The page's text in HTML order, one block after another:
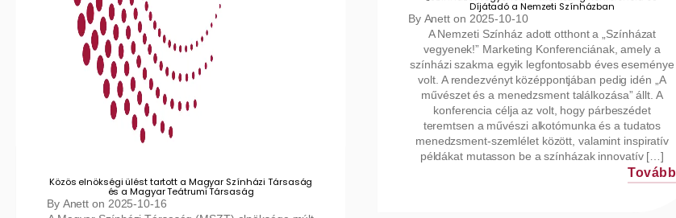
Közös elnökségi ülést tartott a Magyar Színházi Társaság
és a Magyar Teátrumi Társaság
By Anett on 2025-10-16
Díjátadó a Nemzeti Színházban
By Anett on 2025-10-10
A Nemzeti Színház adott otthont a „Színházat
vegyenek!” Marketing Konferenciának, amely a
színházi szakma egyik legfontosabb éves eseménye
volt. A rendezvényt középpontjában pedig idén „A
művészet és a menedzsment találkozása” állt. A
konferencia célja az volt, hogy párbeszédet
teremtsen a művészi alkotómunka és a tudatos
menedzsment-szemlélet között, valamint inspiratív
példákat mutasson be a színházak innovatív […]
Tovább